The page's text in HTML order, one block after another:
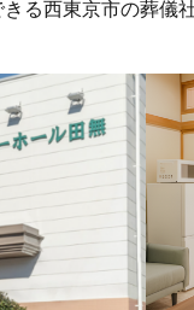
る西東京市の葬儀社